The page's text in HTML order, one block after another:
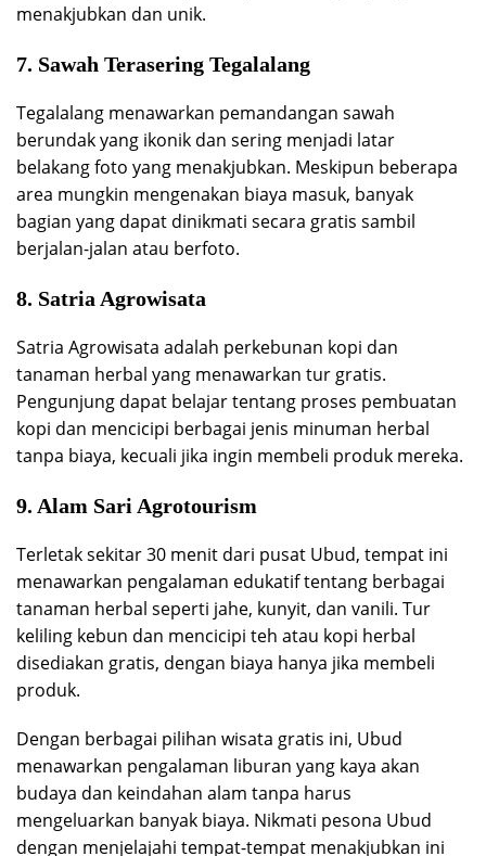
menakjubkan dan unik.
7. Sawah Terasering Tegalalang
Tegalalang menawarkan pemandangan sawah
berundak yang ikonik dan sering menjadi latar
belakang foto yang menakjubkan. Meskipun beberapa
area mungkin mengenakan biaya masuk, banyak
bagian yang dapat dinikmati secara gratis sambil
berjalan-jalan atau berfoto.
8. Satria Agrowisata
Satria Agrowisata adalah perkebunan kopi dan
tanaman herbal yang menawarkan tur gratis.
Pengunjung dapat belajar tentang proses pembuatan
kopi dan mencicipi berbagai jenis minuman herbal
tanpa biaya, kecuali jika ingin membeli produk mereka.
9. Alam Sari Agrotourism
Terletak sekitar 30 menit dari pusat Ubud, tempat ini
menawarkan pengalaman edukatif tentang berbagai
tanaman herbal seperti jahe, kunyit, dan vanili. Tur
keliling kebun dan mencicipi teh atau kopi herbal
disediakan gratis, dengan biaya hanya jika membeli
produk.
Dengan berbagai pilihan wisata gratis ini, Ubud
menawarkan pengalaman liburan yang kaya akan
budaya dan keindahan alam tanpa harus
mengeluarkan banyak biaya. Nikmati pesona Ubud
dengan menjelajahi tempat-tempat menakjubkan ini